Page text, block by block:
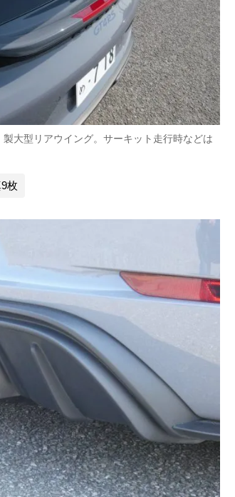
大型リアウイング。サーキット走行時などは
枚